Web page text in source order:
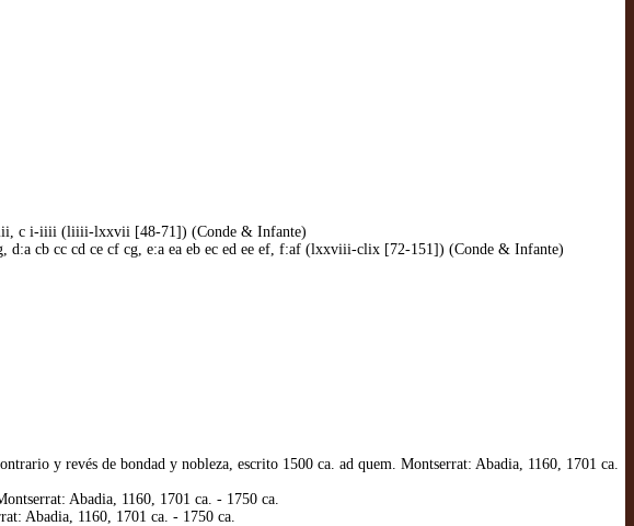
iiii, c i-iiii (liiii-lxxvii [48-71]) (Conde & Infante)
d:a cb cc cd ce cf cg, e:a ea eb ec ed ee ef, f:af (lxxviii-clix [72-151]) (Conde & Infante)
y revés de bondad y nobleza, escrito 1500 ca. ad quem. Montserrat: Abadia, 1160, 1701 ca.
Abadia, 1160, 1701 ca. - 1750 ca.
Abadia, 1160, 1701 ca. - 1750 ca.